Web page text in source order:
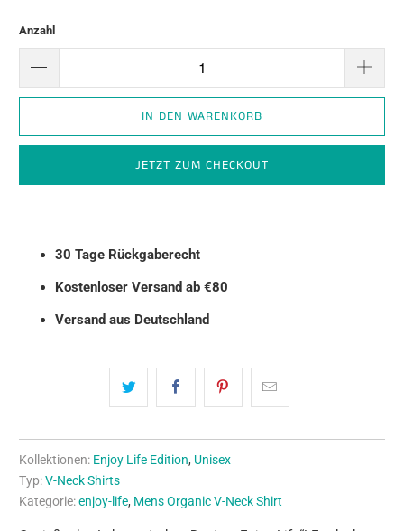
Anzahl
IN DEN WARENKORB
JETZT ZUM CHECKOUT
30 Tage Rückgaberecht
Kostenloser Versand ab €80
Versand aus Deutschland
Kollektionen: Enjoy Life Edition, Unisex
Typ: V-Neck Shirts
Kategorie: enjoy-life, Mens Organic V-Neck Shirt